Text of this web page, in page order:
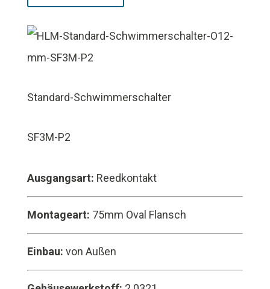
Standard-Schwimmerschalter
SF3M-P2
Ausgangsart: Reedkontakt
Montageart: 75mm Oval Flansch
Einbau: von Außen